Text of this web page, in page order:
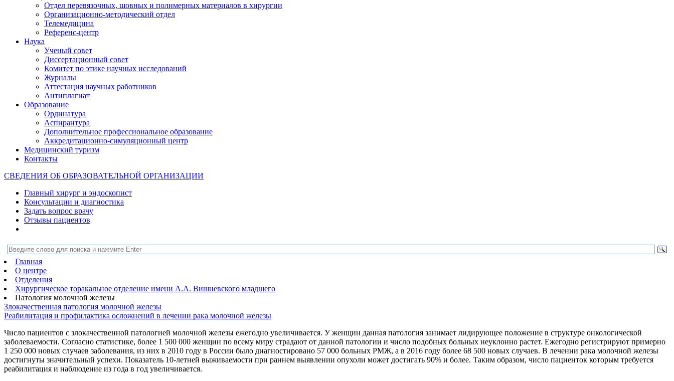
Отдел перевязочных, шовных и полимерных материалов в хирургии
Организационно-методический отдел
Телемедицина
Референс-центр
Наука
Ученый совет
Диссертационный совет
Комитет по этике научных исследований
Журналы
Аттестация научных работников
Антиплагиат
Образование
Ординатура
Аспирантура
Дополнительное профессиональное образование
Аккредитационно-симуляционный центр
Медицинский туризм
Контакты
СВЕДЕНИЯ ОБ ОБРАЗОВАТЕЛЬНОЙ ОРГАНИЗАЦИИ
Главный хирург и эндоскопист
Консультации и диагностика
Задать вопрос врачу
Отзывы пациентов
Главная
О центре
Отделения
Хирургическое торакальное отделение имени А.А. Вишневского младшего
Патология молочной железы
Злокачественная патология молочной железы
Реабилитация и профилактика осложнений в лечении рака молочной железы
Число пациентов с злокачественной патологией молочной железы ежегодно увеличивается. У женщин данная патология занимает лидирующее положение в структуре онкологической
заболеваемости. Согласно статистике, более 1 500 000 женщин по всему миру страдают от данной патологии и число подобных больных неуклонно растет. Ежегодно регистрируют примерно
1 250 000 новых случаев заболевания, из них в 2010 году в России было диагностировано 57 000 больных РМЖ, а в 2016 году более 68 500 новых случаев. В лечении рака молочной железы
достигнуты значительный успехи. Показатель 10-летней выживаемости при раннем выявлении опухоли может достигать 90% и более. Таким образом, число пациенток которым требуется
реабилитация и наблюдение из года в год увеличивается.